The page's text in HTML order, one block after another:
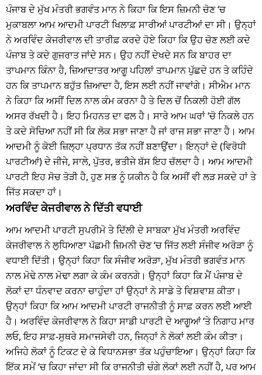
ਪੰਜਾਬ ਦੇ ਮੁੱਖ ਮੰਤਰੀ ਭਗਵੰਤ ਮਾਨ ਨੇ ਕਿਹਾ ਕਿ ਇਸ ਜ਼ਿਮਨੀ ਚੋਣ ‘ਚ
ਮੁਕਾਬਲਾ ਆਮ ਆਦਮੀ ਪਾਰਟੀ ਖਿਲਾਫ਼ ਸਾਰੀਆਂ ਪਾਰਟੀਆਂ ਦਾ ਸੀ। ਉਨ੍ਹਾਂ
ਨੇ ਅਰਵਿੰਦ ਕੇਜਰੀਵਾਲ ਦੀ ਤਾਰੀਫ਼ ਕਰਦੇ ਹੋਏ ਕਿਹਾ ਕਿ ਉਹ ਚੋਣ ਲਈ ਕਦੇ
ਪੰਜਾਬ ਤੇ ਕਦੇ ਗੁਜਰਾਤ ਜਾਂਦੇ ਸਨ। ਉਹ ਨਹੀਂ ਦੇਖਦੇ ਸਨ ਕਿ ਬਾਹਰ ਦਾ
ਤਾਪਮਾਨ ਕਿੰਨਾ ਹੈ, ਜ਼ਿਆਦਾਤਰ ਆਗੂ ਪਹਿਲਾਂ ਤਾਪਮਾਨ ਪੁੱਛਦੇ ਹਨ ਤੇ ਕਹਿੰਦੇ
ਹਨ ਕਿ ਤਾਪਮਾਨ ਬਹੁੱਤ ਜ਼ਿਆਦਾ ਹੈ, ਇਸ ਲਈ ਨਹੀਂ ਜਾਵਾਂਗੇ। ਸੀਐਮ ਮਾਨ
ਨੇ ਕਿਹਾ ਕਿ ਅਸੀਂ ਦਿਲ ਨਾਲ ਕੰਮ ਕਰਨਾ ਹੈ ਤੇ ਦਿਲ ਚੋਂ ਨਿਕਲੀ ਹੋਈ ਗੱਲ
ਅਸਰ ਰੱਖਦੀ ਹੈ। ਇਹ ਮਿਹਨਤ ਦਾ ਫਲ ਹੈ। ਸਾਰੇ ਆਮ ਘਰਾਂ ‘ਚੋ ਨਿਕਲੇ ਹਨ
ਤੇ ਕਦੇ ਸੋਚਿਆ ਨਹੀਂ ਸੀ ਕਿ ਲੋਕ ਸਭਾ ਜਾਣਾ ਹੈ ਜਾਂ ਰਾਜ ਸਭਾ ਜਾਣਾ ਹੈ। ਆਮ
ਆਦਮੀ ਨੂੰ ਕੋਈ ਜ਼ਿਲ੍ਹਾ ਪ੍ਰਧਾਨ ਤੱਕ ਨਹੀਂ ਬਣਾਉਂਦਾ। ਇਨ੍ਹਾਂ ਦੇ (ਵਿਰੋਧੀ
ਪਾਰਟੀਆਂ) ਦੇ ਜੀਜੇ, ਸਾਲੇ, ਪੁੱਤਰ, ਭਤੀਜੇ ਬੱਸ ਇਹ ਚੱਲਦਾ ਹੈ। ਆਮ ਆਦਮੀ
ਪਾਰਟੀ ਇਹ ਸੋਚ ਤੋੜੀ ਹੈ, ਹੁਣ ਸਭ ਨੂੰ ਯਕੀਨ ਹੈ ਕਿ ਅਸੀਂ ਵੀ ਲੜ ਸਕਦੇ ਹਾਂ ਤੇ
ਜਿੱਤ ਸਕਦਾ ਹਾਂ।
ਅਰਵਿੰਦ ਕੇਜਰੀਵਾਲ ਨੇ ਦਿੱਤੀ ਵਧਾਈ
ਆਮ ਆਦਮੀ ਪਾਰਟੀ ਸੁਪਰੀਮੋ ਤੇ ਦਿੱਲੀ ਦੇ ਸਾਬਕਾ ਮੁੱਖ ਮੰਤਰੀ ਅਰਵਿੰਦ
ਕੇਜਰੀਵਾਲ ਨੇ ਲੁਧਿਆਣਾ ਪੱਛਮੀ ਜ਼ਿਮਨੀ ਚੋਣ ‘ਚ ਜਿੱਤ ਲਈ ਸੰਜੀਵ ਅਰੋੜਾ ਨੂੰ
ਵਧਾਈ ਦਿੱਤੀ। ਉਨ੍ਹਾਂ ਕਿਹਾ ਕਿ ਸੰਜੀਵ ਅਰੋੜਾ, ਮੁੱਖ ਮੰਤਰੀ ਭਗਵੰਤ ਮਾਨ
ਨਾਲ ਮੋਢੇ ਨਾਲ ਮੋਢਾ ਲਗਾ ਕੇ ਕੰਮ ਕਰਨਗੇ। ਉਨ੍ਹਾਂ ਕਿਹਾ ਕਿ ਮੈਂ ਪੰਜਾਬ ਦੇ
ਲੋਕਾਂ ਦਾ ਧੰਨਵਾਦ ਕਰਨਾ ਚਾਹੁੰਦਾ ਹਾਂ ਉਨ੍ਹਾਂ ਨੇ ਸਾਡੇ ਤੇ ਵਿਸ਼ਵਾਸ਼ ਕੀਤਾ।
ਉਨ੍ਹਾਂ ਕਿਹਾ ਕਿ ਆਮ ਆਦਮੀ ਪਾਰਟੀ ਰਾਜਨੀਤੀ ਨੂੰ ਸਾਫ਼ ਕਰਨ ਲਈ ਆਈ
ਹੈ। ਅਰਵਿੰਦ ਕੇਜਰੀਵਾਲ ਨੇ ਕਿਹਾ ਸਾਡੀ ਪਾਰਟੀ ਦੇ ਆਗੂਆਂ ‘ਤੇ ਨਿਗਾਹ ਮਾਰ
ਲਓ, ਇਹ ਸਾਫ਼-ਸੁਥਰੇ ਸਮਾਜਸੇਵੀ ਹਨ, ਜਿਨ੍ਹਾਂ ਨੇ ਲੋਕਾਂ ਲਈ ਕੰਮ ਕੀਤਾ।
ਅਜਿਹੇ ਲੋਕਾਂ ਨੂੰ ਟਿਕਟ ਦੇ ਕੇ ਵਿਧਾਨਸਭਾ ਤੱਕ ਪਹੁੰਚਾਇਆ। ਉਨ੍ਹਾਂ ਕਿਹਾ ਕਿ
ਇੱਕ ਸਮੇਂ ‘ਚ ਕਿਹਾ ਜਾਂਦਾ ਸੀ ਕਿ ਰਾਜਨੀਤੀ ਚੰਗੇ ਲੋਕਾਂ ਲਈ ਨਹੀਂ ਹੈ, ਪਰ ਆਮ